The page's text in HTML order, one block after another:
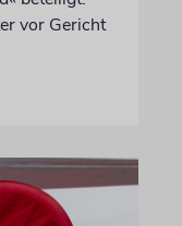
vor Gericht